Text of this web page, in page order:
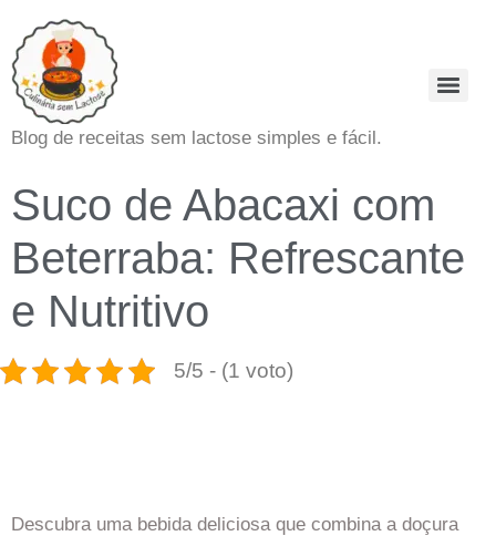
Blog de receitas sem lactose simples e fácil.
Suco de Abacaxi com
Beterraba: Refrescante
e Nutritivo
5/5 - (1 voto)
Descubra uma bebida deliciosa que combina a doçura